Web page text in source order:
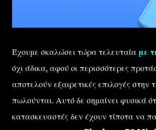
Έχουμε σκαλώσει τώρα τελευταία με
όχι άδικα, αφού οι περισσότερες
αποτελούν εξαιρετικές επιλογές στην
πωλούνται. Αυτό δε σημαίνει φυσικά
κατασκευαστές δεν έχουν τίποτα να